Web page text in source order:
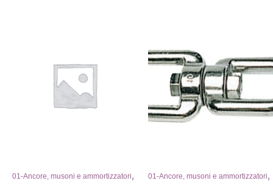
01-Ancore, musoni e ammortizzatori, 01-Ancore, musoni e ammortizzatori,